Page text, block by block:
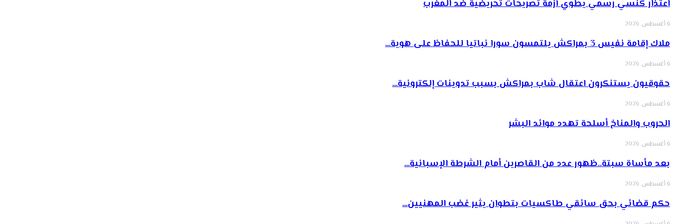
اعتذار كنسي رسمي يطوي أزمة تصريحات تحريضية ضد المغرب
6 أغسطس, 2026
ملاك إقامة نفيس 3 بمراكش يلتمسون سورا نباتيا للحفاظ على هوية…
6 أغسطس, 2026
حقوقيون يستنكرون اعتقال شاب بمراكش بسبب تدوينات إلكترونية…
6 أغسطس, 2026
الحروب والمناخ أسلحة تهدد موائد البشر
6 أغسطس, 2026
بعد مأساة سبتة..ظهور عدد من القاصرين أمام الشرطة الإسبانية…
6 أغسطس, 2026
حكم قضائي بحق سائقي طاكسيات بتطوان يثير غضب المهنيين…